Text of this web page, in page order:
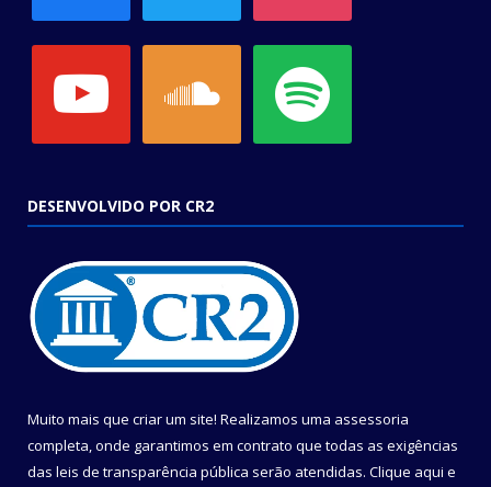
DESENVOLVIDO POR CR2
Muito mais que criar um site! Realizamos uma assessoria
completa, onde garantimos em contrato que todas as exigências
das leis de transparência pública serão atendidas. Clique aqui e